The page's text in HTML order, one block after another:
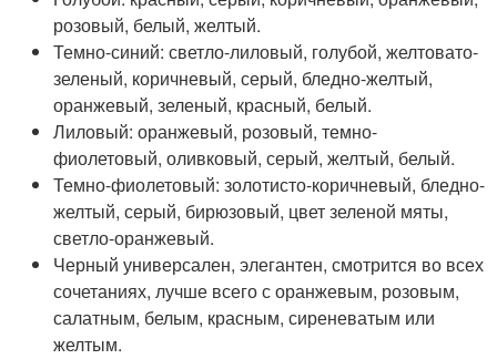
розовый, белый, желтый.
Темно-синий: светло-лиловый, голубой, желтовато-
зеленый, коричневый, серый, бледно-желтый,
оранжевый, зеленый, красный, белый.
Лиловый: оранжевый, розовый, темно-
фиолетовый, оливковый, серый, желтый, белый.
Темно-фиолетовый: золотисто-коричневый, бледно-
желтый, серый, бирюзовый, цвет зеленой мяты,
светло-оранжевый.
Черный универсален, элегантен, смотрится во всех
сочетаниях, лучше всего с оранжевым, розовым,
салатным, белым, красным, сиреневатым или
желтым.